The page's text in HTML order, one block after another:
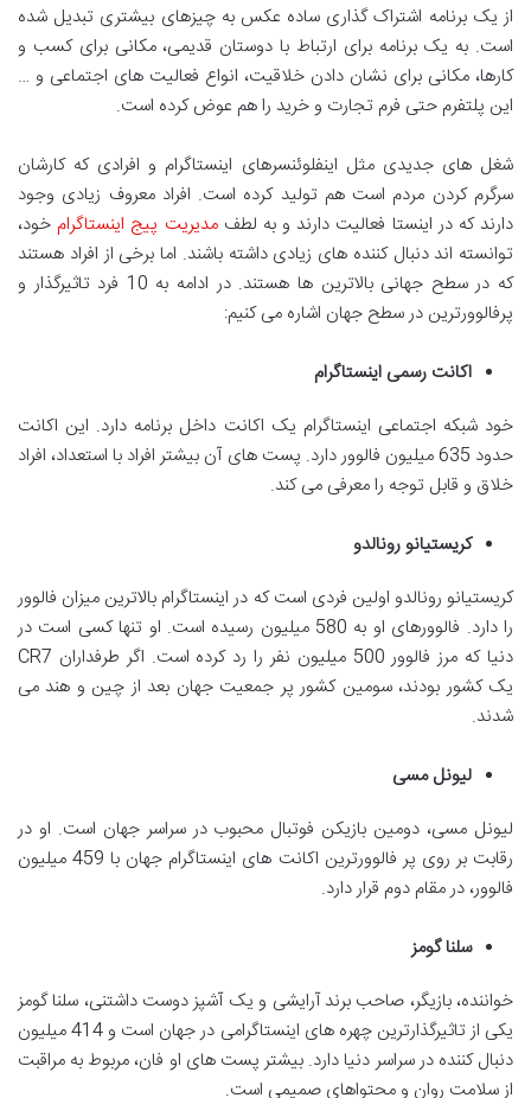
از یک برنامه اشتراک گذاری ساده عکس به چیزهای بیشتری تبدیل شده
است. به یک برنامه برای ارتباط با دوستان قدیمی، مکانی برای کسب و
کارها، مکانی برای نشان دادن خلاقیت، انواع فعالیت های اجتماعی و …
این پلتفرم حتی فرم تجارت و خرید را هم عوض کرده است.
شغل های جدیدی مثل اینفلوئنسرهای اینستاگرام و افرادی که کارشان
سرگرم کردن مردم است هم تولید کرده است. افراد معروف زیادی وجود
دارند که در اینستا فعالیت دارند و به لطفمدیریت پیج اینستاگرام خود،
توانسته اند دنبال کننده های زیادی داشته باشند. اما برخی از افراد هستند
که در سطح جهانی بالاترین ها هستند. در ادامه به 10 فرد تاثیرگذار و
پرفالوورترین در سطح جهان اشاره می کنیم:
اکانت رسمی اینستاگرام
خود شبکه اجتماعی اینستاگرام یک اکانت داخل برنامه دارد. این اکانت
حدود 635 میلیون فالوور دارد. پست های آن بیشتر افراد با استعداد، افراد
خلاق و قابل توجه را معرفی می کند.
کریستیانو رونالدو
کریستیانو رونالدو اولین فردی است که در اینستاگرام بالاترین میزان فالوور
را دارد. فالوورهای او به 580 میلیون رسیده است. او تنها کسی است در
دنیا که مرز فالوور 500 میلیون نفر را رد کرده است. اگر طرفداران CR7
یک کشور بودند، سومین کشور پر جمعیت جهان بعد از چین و هند می
شدند.
لیونل مسی
لیونل مسی، دومین بازیکن فوتبال محبوب در سراسر جهان است. او در
رقابت بر روی پر فالوورترین اکانت های اینستاگرام جهان با 459 میلیون
فالوور، در مقام دوم قرار دارد.
سلنا گومز
خواننده، بازیگر، صاحب برند آرایشی و یک آشپز دوست داشتنی، سلنا گومز
یکی از تاثیرگذارترین چهره های اینستاگرامی در جهان است و 414 میلیون
دنبال کننده در سراسر دنیا دارد. بیشتر پست های او فان، مربوط به مراقبت
از سلامت روان و محتواهای صمیمی است.